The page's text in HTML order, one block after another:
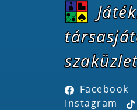
Facebook
Instagram